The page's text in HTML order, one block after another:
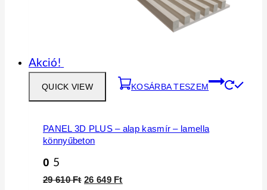
Akció!
QUICK VIEW KOSÁRBA TESZEM
PANEL 3D PLUS – alap kasmír – lamella
könnyűbeton
0 5
29 610Ft Original
26 649 FtCurrent